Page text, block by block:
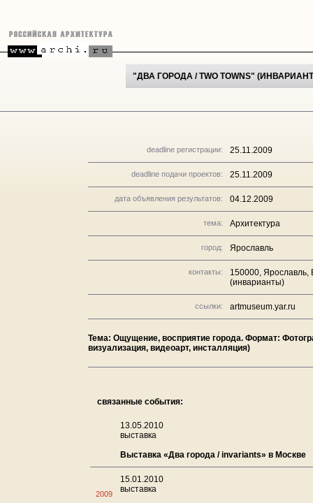
"ДВА ГОРОДА / TWO TOWNS"
deadline регистрации: 25.11.2009
deadline подачи проектов: 25.11.2009
дата объявления результатов: 04.12.2009
тема: Архитектура
город: Ярославль
контакты:
150000, Ярославль,
(инварианты)
ссылки: artmuseum.yar.ru
Тема: Ощущение, восприятие города. Формат:
визуализация, видеоарт, инсталляция)
связанные события:
13.05.2010
выставка
Выставка «Два города / invariants» в Москве
2009
15.01.2010
выставка